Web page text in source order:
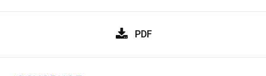
PDF